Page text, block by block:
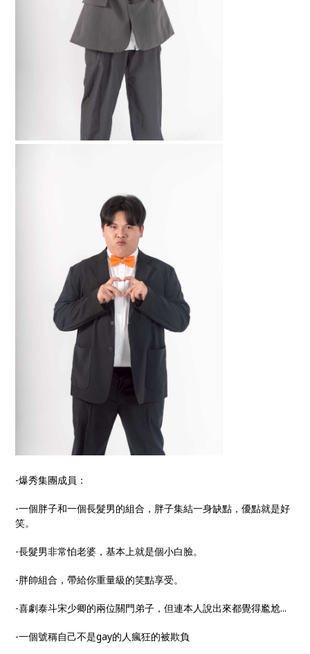
-爆秀集團成員：
-一個胖子和一個長髮男的組合，胖子集結一身缺點，優點就是好
笑。
-長髮男非常怕老婆，基本上就是個小白臉。
-胖帥組合，帶給你重量級的笑點享受。
-喜劇泰斗宋少卿的兩位關門弟子，但連本人說出來都覺得尷尬...
-一個號稱自己不是gay的人瘋狂的被欺負